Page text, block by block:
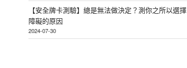
【安全牌卡測驗】總是無法做決定？測你之所以選擇
障礙的原因
2024-07-30